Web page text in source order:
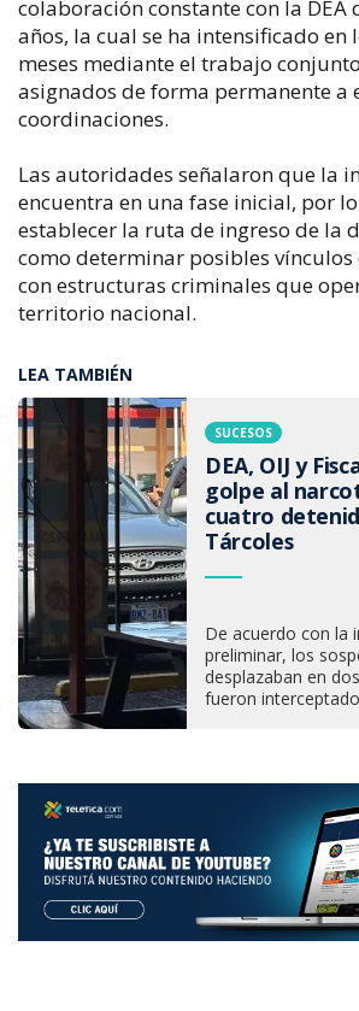
colaboración constante con la DEA
años, la cual se ha intensificado en
meses mediante el trabajo
asignados de forma permanente a
coordinaciones.
Las autoridades señalaron que la
encuentra en una fase inicial, por
establecer la ruta de ingreso de la
como determinar posibles vínculos
con estructuras criminales que
territorio nacional.
LEA TAMBIÉN
SUCESOS
DEA, OIJ y
golpe al
cuatro
Tárcoles
De acuerdo con la
preliminar, los
desplazaban en
fueron